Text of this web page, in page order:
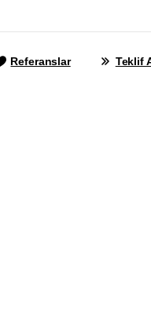
Referanslar Teklif